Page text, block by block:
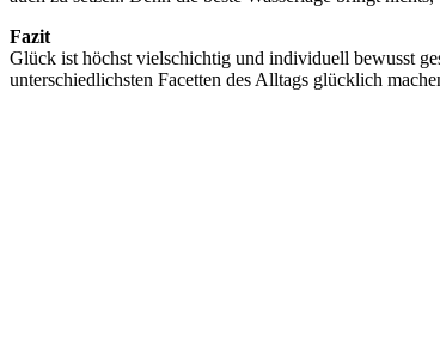
Fazit
Glück ist höchst vielschichtig und individuell bewusst
unterschiedlichsten Facetten des Alltags glücklich